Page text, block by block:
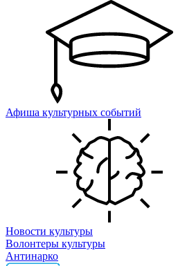
Афиша культурных событий
Новости культуры
Волонтеры культуры
Антинарко